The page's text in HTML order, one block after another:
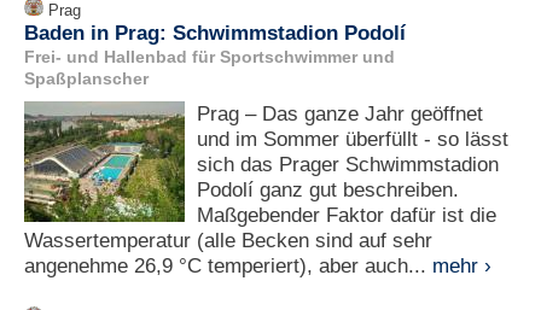
Prag
Baden in Prag: Schwimmstadion Podolí
Frei- und Hallenbad für Sportschwimmer und
Spaßplanscher
Prag – Das ganze Jahr geöffnet
und im Sommer überfüllt - so lässt
sich das Prager Schwimmstadion
Podolí ganz gut beschreiben.
Maßgebender Faktor dafür ist die
Wassertemperatur (alle Becken sind auf sehr
angenehme 26,9 °C temperiert), aber auch... mehr ›